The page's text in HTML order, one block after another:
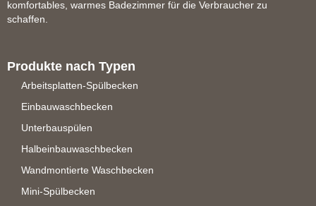
komfortables, warmes Badezimmer für die Verbraucher zu
schaffen.
Produkte nach Typen
Arbeitsplatten-Spülbecken
Einbauwaschbecken
Unterbauspülen
Halbeinbauwaschbecken
Wandmontierte Waschbecken
Mini-Spülbecken